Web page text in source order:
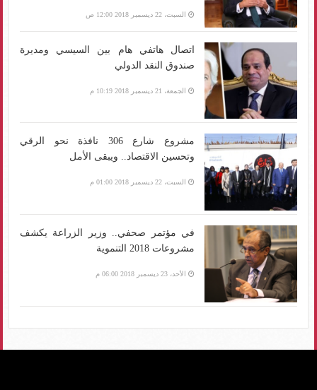
السبت، 22 ديسمبر 2018 12:00 ص
اتصال هاتفي هام بين السيسي ومديرة
صندوق النقد الدولي
الجمعة، 21 ديسمبر 2018 10:19 م
مشروع شارع 306 نافذة نحو الرقي
وتحسين الاقتصاد.. ويبقى الأمل
السبت، 22 ديسمبر 2018 01:00 م
في مؤتمر صحفي.. وزير الزراعة يكشف
مشروعات 2018 التنموية
الأحد، 23 ديسمبر 2018 06:00 م